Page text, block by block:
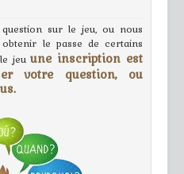
sur le jeu, ou nous
le passe de certains
le jeuune inscription est
votre question, ou